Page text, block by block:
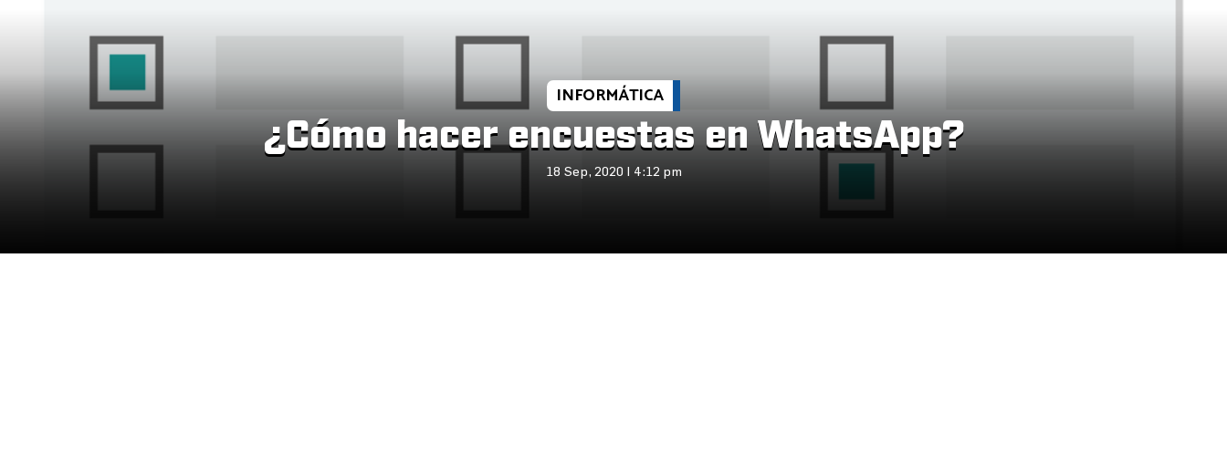
INFORMÁTICA
¿Cómo hacer encuestas en WhatsApp?
18 Sep, 2020 | 4:12 pm